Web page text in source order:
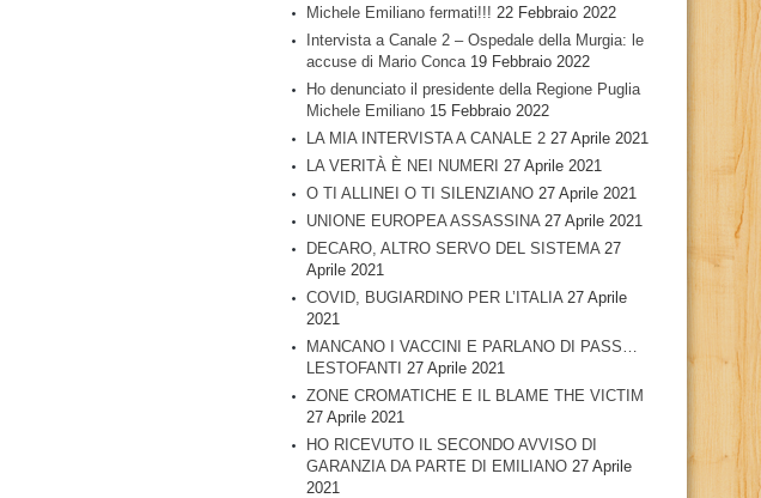
Michele Emiliano fermati!!! 22 Febbraio 2022
Intervista a Canale 2 – Ospedale della Murgia: le
accuse di Mario Conca 19 Febbraio 2022
Ho denunciato il presidente della Regione Puglia
Michele Emiliano 15 Febbraio 2022
LA MIA INTERVISTA A CANALE 2 27 Aprile 2021
LA VERITÀ È NEI NUMERI 27 Aprile 2021
O TI ALLINEI O TI SILENZIANO 27 Aprile 2021
UNIONE EUROPEA ASSASSINA 27 Aprile 2021
DECARO, ALTRO SERVO DEL SISTEMA 27
Aprile 2021
COVID, BUGIARDINO PER L’ITALIA 27 Aprile
2021
MANCANO I VACCINI E PARLANO DI PASS…
LESTOFANTI 27 Aprile 2021
ZONE CROMATICHE E IL BLAME THE VICTIM
27 Aprile 2021
HO RICEVUTO IL SECONDO AVVISO DI
GARANZIA DA PARTE DI EMILIANO 27 Aprile
2021